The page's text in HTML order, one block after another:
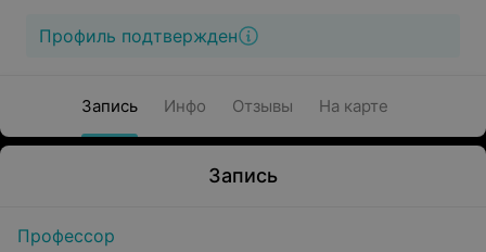
Профиль подтвержден
Запись Инфо Отзывы На карте
Запись
Профессор